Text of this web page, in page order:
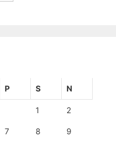
P S N
1 2
7 8 9